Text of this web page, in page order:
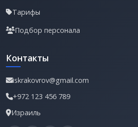
Тарифы
Подбор персонала
Контакты
iskrakovrov@gmail.com
+972 123 456 789
Израиль